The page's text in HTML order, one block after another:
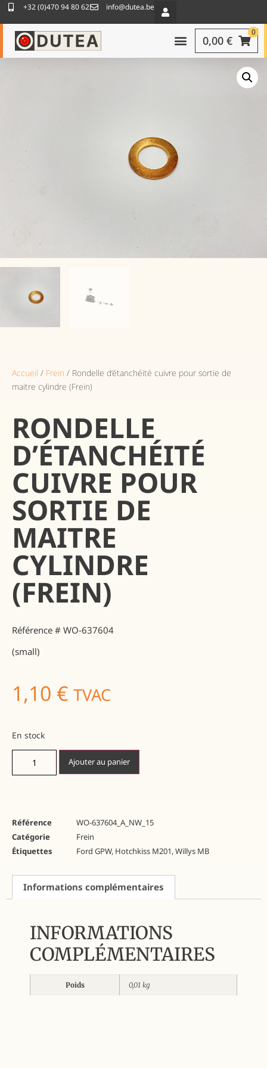
+32 (0)470 94 80 62 info@dutea.be
0
0,00 €
Accueil / Frein / Rondelle d’étanchéité cuivre pour sortie de
maitre cylindre (Frein)
RONDELLE
D’ÉTANCHÉITÉ
CUIVRE POUR
SORTIE DE
MAITRE
CYLINDRE
(FREIN)
Référence # WO-637604
(small)
1,10 € TVAC
En stock
Ajouter au panier
Référence
WO-637604_A_NW_15
Catégorie
Frein
Étiquettes
Ford GPW, Hotchkiss M201,Willys MB
Informations complémentaires
INFORMATIONS
COMPLÉMENTAIRES
Poids 0,01 kg